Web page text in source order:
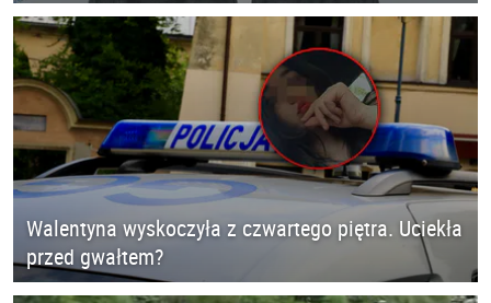
Walentyna wyskoczyła z czwartego piętra. Uciekła
przed gwałtem?